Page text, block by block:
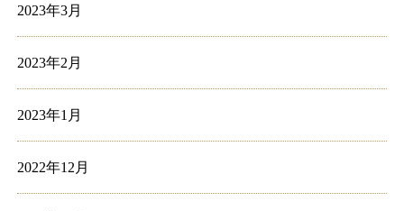
2023年3月
2023年2月
2023年1月
2022年12月